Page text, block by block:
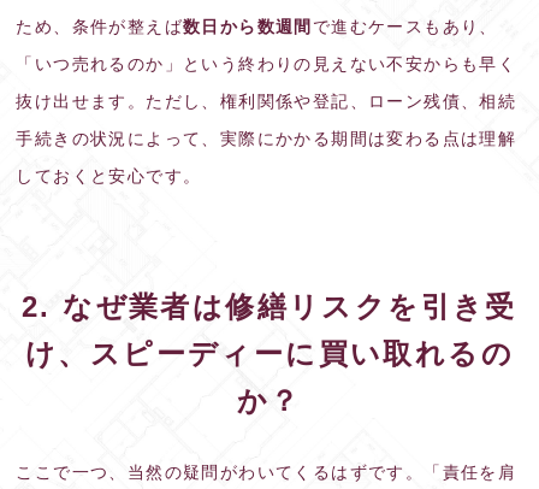
ため、条件が整えば数日から数週間 で進むケースもあり、
「いつ売れるのか」という終わりの見えない不安からも早く
抜け出せます。ただし、権利関係や登記、ローン残債、相続
手続きの状況によって、実際にかかる期間は変わる点は理解
しておくと安心です。
2. なぜ業者は修繕リスクを引き受
け、スピーディーに買い取れるの
か？
ここで一つ、当然の疑問がわいてくるはずです。「責任を肩